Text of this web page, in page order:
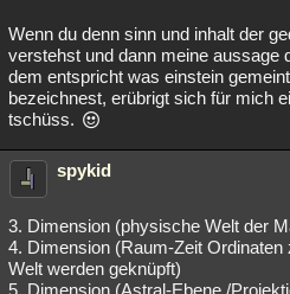
Wenn du denn sinn und inhalt der
verstehst und dann meine aussage
dem entspricht was einstein
bezeichnest, erübrigt sich für mich
tschüss.
spykid
3. Dimension (physische Welt der
4. Dimension (Raum-Zeit Ordinaten
Welt werden geknüpft)
5. Dimension (Astral-Ebene /